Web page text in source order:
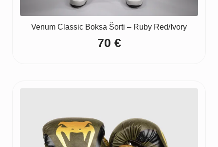
Venum Classic Boksa Šorti – Ruby Red/Ivory
70 €